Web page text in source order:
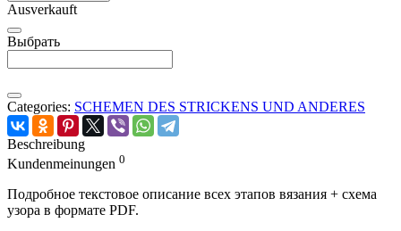
Ausverkauft
Выбрать
Categories: SCHEMEN DES STRICKENS UND ANDERES
Beschreibung
Kundenmeinungen 0
Подробное текстовое описание всех этапов вязания + схема
узора в формате PDF.